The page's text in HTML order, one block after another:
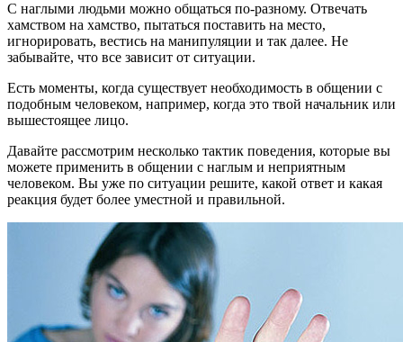
С наглыми людьми можно общаться по-разному. Отвечать
хамством на хамство, пытаться поставить на место,
игнорировать, вестись на манипуляции и так далее. Не
забывайте, что все зависит от ситуации.
Есть моменты, когда существует необходимость в общении с
подобным человеком, например, когда это твой начальник или
вышестоящее лицо.
Давайте рассмотрим несколько тактик поведения, которые вы
можете применить в общении с наглым и неприятным
человеком. Вы уже по ситуации решите, какой ответ и какая
реакция будет более уместной и правильной.